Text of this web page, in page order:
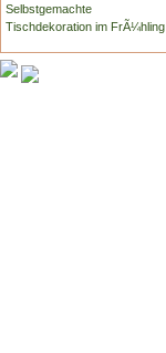
Selbstgemachte
Tischdekoration im FrÃ¼hling